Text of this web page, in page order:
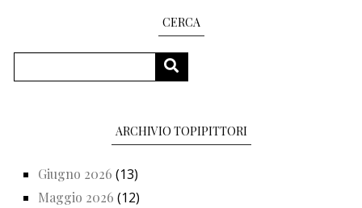
CERCA
CERCA
ARCHIVIO TOPIPITTORI
Giugno 2026 (13)
Maggio 2026 (12)